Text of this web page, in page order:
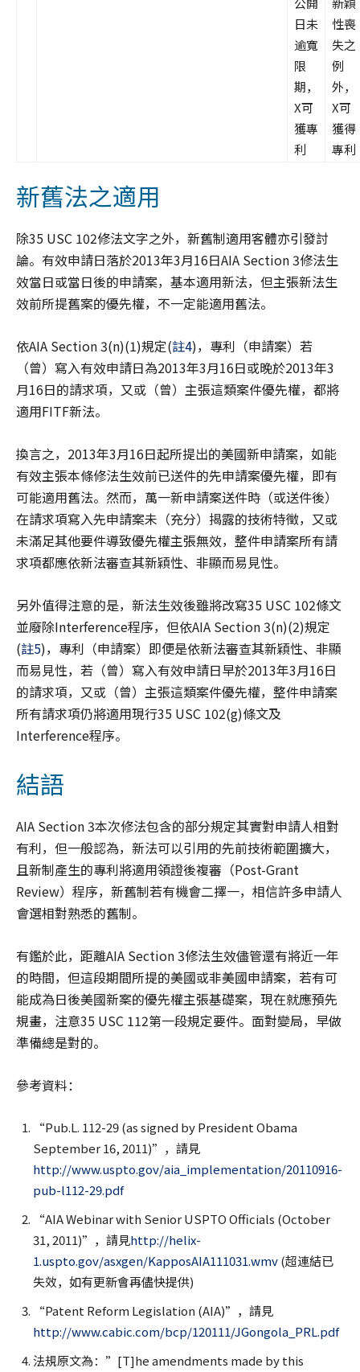
日未
逾寬
限
期，
X可
獲專
利
性喪
失之
例
外，
X可
獲得
專利
新舊法之適用
除35 USC 102修法文字之外，新舊制適用客體亦引發討
論。有效申請日落於2013年3月16日AIA Section 3修法生
效當日或當日後的申請案，基本適用新法，但主張新法生
效前所提舊案的優先權，不一定能適用舊法。
依AIA Section 3(n)(1)規定(註4)，專利（申請案）若
（曾）寫入有效申請日為2013年3月16日或晚於2013年3
月16日的請求項，又或（曾）主張這類案件優先權，都將
適用FITF新法。
換言之，2013年3月16日起所提出的美國新申請案，如能
有效主張本條修法生效前已送件的先申請案優先權，即有
可能適用舊法。然而，萬一新申請案送件時（或送件後）
在請求項寫入先申請案未（充分）揭露的技術特徵，又或
未滿足其他要件導致優先權主張無效，整件申請案所有請
求項都應依新法審查其新穎性、非顯而易見性。
另外值得注意的是，新法生效後雖將改寫35 USC 102條文
並廢除Interference程序，但依AIA Section 3(n)(2)規定
(註5)，專利（申請案）即便是依新法審查其新穎性、非顯
而易見性，若（曾）寫入有效申請日早於2013年3月16日
的請求項，又或（曾）主張這類案件優先權，整件申請案
所有請求項仍將適用現行35 USC 102(g)條文及
Interference程序。
結語
AIA Section 3本次修法包含的部分規定其實對申請人相對
有利，但一般認為，新法可以引用的先前技術範圍擴大，
且新制產生的專利將適用領證後複審（Post-Grant
Review）程序，新舊制若有機會二擇一，相信許多申請人
會選相對熟悉的舊制。
有鑑於此，距離AIA Section 3修法生效儘管還有將近一年
的時間，但這段期間所提的美國或非美國申請案，若有可
能成為日後美國新案的優先權主張基礎案，現在就應預先
規畫，注意35 USC 112第一段規定要件。面對變局，早做
準備總是對的。
參考資料：
“Pub.L. 112-29 (as signed by President Obama
September 16, 2011)”，請見
http://www.uspto.gov/aia_implementation/20110916-
pub-l112-29.pdf
“AIA Webinar with Senior USPTO Officials (October
31, 2011)”，請見http://helix-
1.uspto.gov/asxgen/KapposAIA111031.wmv(超連結已
失效，如有更新會再儘快提供)
“Patent Reform Legislation (AIA)”，請見
http://www.cabic.com/bcp/120111/JGongola_PRL.pdf
法規原文為：”[T]he amendments made by this